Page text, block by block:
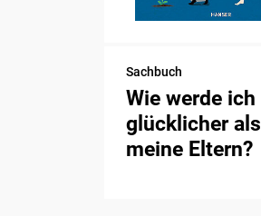
Sachbuch
Wie werde ich
glücklicher als
meine Eltern?